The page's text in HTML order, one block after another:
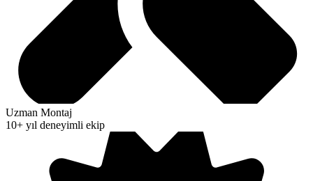
Uzman Montaj
10+ yıl deneyimli ekip